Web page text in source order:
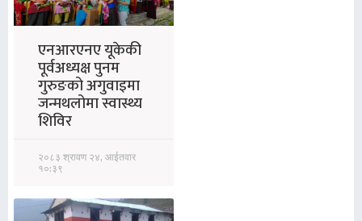
एनआरएनए यूकेकी
पूर्वअध्यक्ष पुनम
गुरुङको अगुवाइमा
जन्मथलोमा स्वास्थ्य
शिविर
२०८३ श्रावण २४, आईतवार
१०:३९